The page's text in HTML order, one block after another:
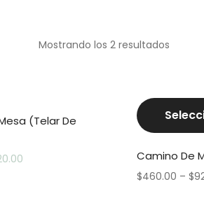
Mostrando los 2 resultados
(Telar De
Camino De
$460.00 – $